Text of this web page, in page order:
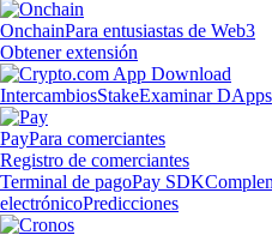
OnchainPara entusiastas de Web3
Obtener extensión
IntercambiosStakeExaminar DApps
PayPara comerciantes
Registro de comerciantes
Terminal de pagoPay SDK
electrónicoPredicciones